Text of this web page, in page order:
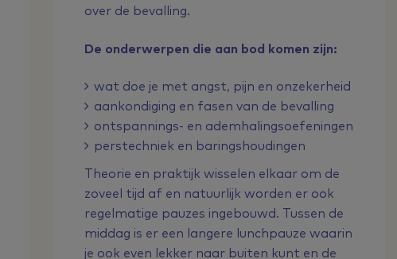
over de bevalling.
De onderwerpen die aan bod komen zijn:
wat doe je met angst, pijn en onzekerheid
aankondiging en fasen van de bevalling
ontspannings- en ademhalingsoefeningen
perstechniek en baringshoudingen
Theorie en praktijk wisselen elkaar om de
zoveel tijd af en natuurlijk worden er ook
regelmatige pauzes ingebouwd. Tussen de
middag is er een langere lunchpauze waarin
je ook even lekker naar buiten kunt en de